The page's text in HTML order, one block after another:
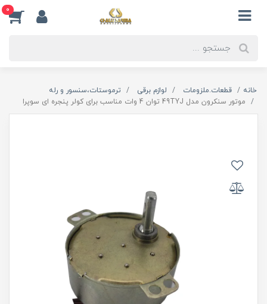
0
خانه قطعات.ملزومات لوازم برقی
ترموستات،سنسور و رله
موتور سنکرون مدل 49TYJ توان 4 وات مناسب برای کولر پنجره ای سوپرا